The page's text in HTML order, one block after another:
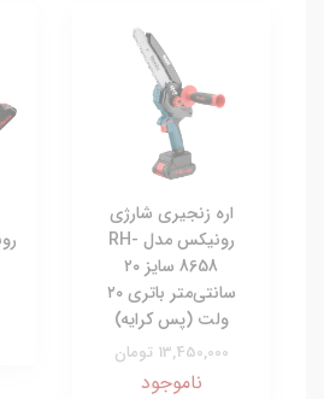
اره زنجیری شارژی
رونیکس مدل RH-
8658 سایز ۲۰
سانتی‌متر باتری ۲۰
ولت (پس کرایه)
13,450,000 تومان
ناموجود